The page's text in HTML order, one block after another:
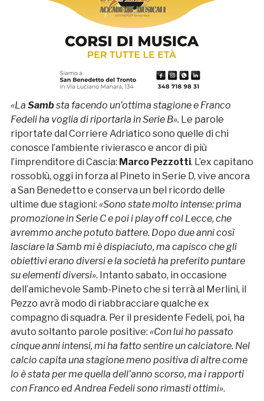
«La Sambsta facendo un’ottima stagione e Franco
Fedeli ha voglia di riportarla in Serie B». Le parole
riportate dal Corriere Adriatico sono quelle di chi
conosce l’ambiente rivierasco e ancor di più
l’imprenditore di Cascia: Marco Pezzotti. L’ex capitano
rossoblù, oggi in forza al Pineto in Serie D, vive ancora
a San Benedetto e conserva un bel ricordo delle
ultime due stagioni: «Sono state molto intense: prima
promozione in Serie C e poi i play off col Lecce, che
avremmo anche potuto battere. Dopo due anni così
lasciare la Samb mi è dispiaciuto, ma capisco che gli
obiettivi erano diversi e la società ha preferito puntare
su elementi diversi». Intanto sabato, in occasione
dell’amichevole Samb-Pineto che si terrà al Merlini, il
Pezzo avrà modo di riabbracciare qualche ex
compagno di squadra. Per il presidente Fedeli, poi, ha
avuto soltanto parole positive: «Con lui ho passato
cinque anni intensi, mi ha fatto sentire un calciatore. Nel
calcio capita una stagione meno positiva di altre come
lo è stata per me quella dell’anno scorso, ma i rapporti
con Franco ed Andrea Fedeli sono rimasti ottimi».